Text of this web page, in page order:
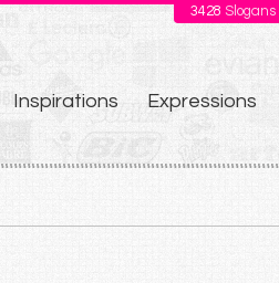
3428 Slogans
Inspirations Expressions